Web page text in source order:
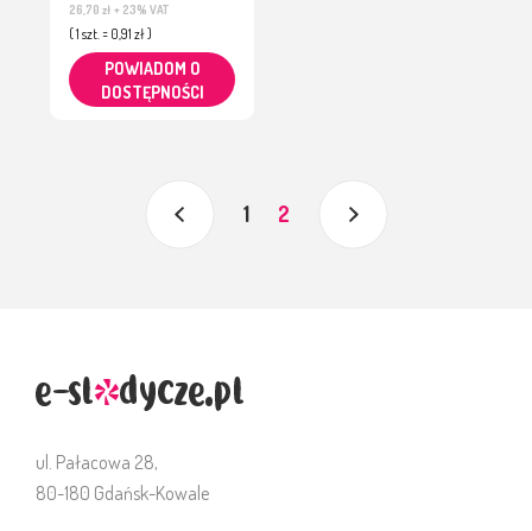
26,70 zł + 23% VAT
( 1 szt. = 0,91 zł )
POWIADOM O
DOSTĘPNOŚCI
1 2
ul. Pałacowa 28,
80-180 Gdańsk-Kowale